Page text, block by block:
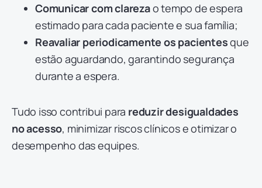
Comunicar com clarezao tempo de espera
estimado para cada paciente e sua família;
Reavaliar periodicamente os pacientesque
estão aguardando, garantindo segurança
durante a espera.
Tudo isso contribui para reduzir desigualdades
no acesso, minimizar riscos clínicos e otimizar o
desempenho das equipes.